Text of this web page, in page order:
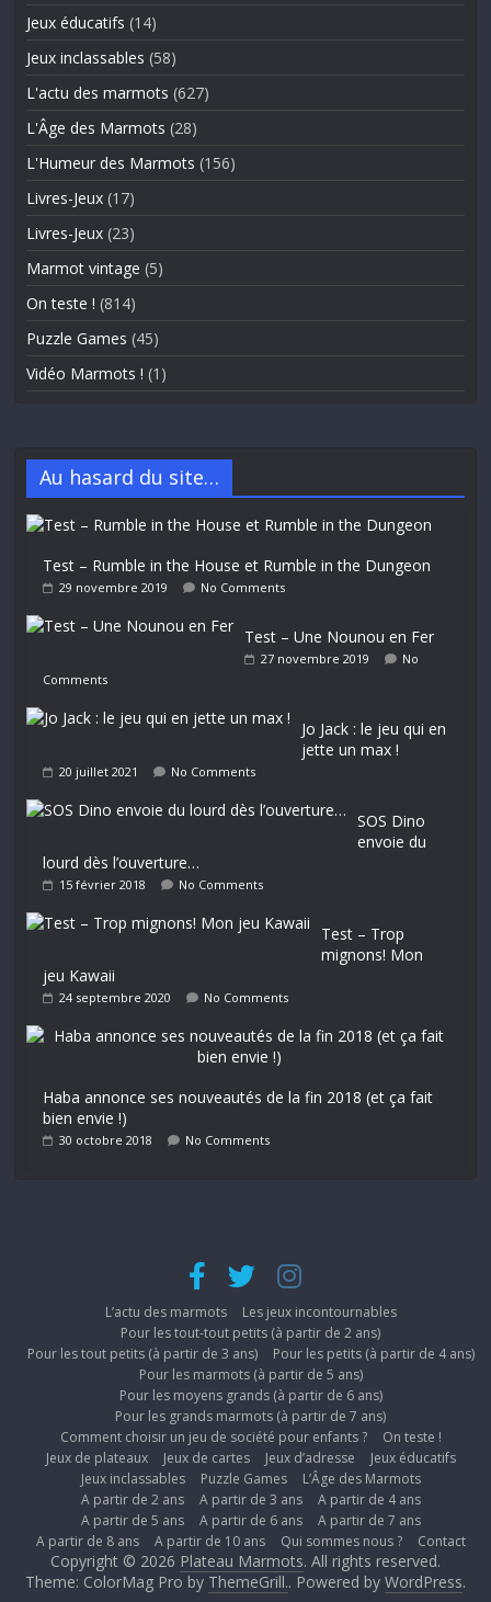
Jeux éducatifs (14)
Jeux inclassables (58)
L'actu des marmots (627)
L'Âge des Marmots (28)
L'Humeur des Marmots (156)
Livres-Jeux (17)
Livres-Jeux (23)
Marmot vintage (5)
On teste ! (814)
Puzzle Games (45)
Vidéo Marmots ! (1)
Au hasard du site…
Test – Rumble in the House et Rumble in the Dungeon
29 novembre 2019 No Comments
Test – Une Nounou en Fer
27 novembre 2019
No
Comments
Jo Jack : le jeu qui en
jette un max !
20 juillet 2021 No Comments
SOS Dino
envoie du
lourd dès l’ouverture…
15 février 2018 No Comments
Test – Trop
mignons! Mon
jeu Kawaii
24 septembre 2020 No Comments
Haba annonce ses nouveautés de la fin 2018 (et ça fait
bien envie !)
30 octobre 2018 No Comments
L’actu des marmots
Les jeux incontournables
Pour les tout-tout petits (à partir de 2 ans)
Pour les tout petits (à partir de 3 ans)
Pour les petits (à partir de 4 ans)
Pour les marmots (à partir de 5 ans)
Pour les moyens grands (à partir de 6 ans)
Pour les grands marmots (à partir de 7 ans)
Comment choisir un jeu de société pour enfants ?
On teste !
Jeux de plateaux
Jeux de cartes Jeux d’adresse
Jeux éducatifs
Jeux inclassables
Puzzle Games
L’Âge des Marmots
A partir de 2 ans
A partir de 3 ans
A partir de 4 ans
A partir de 5 ans
A partir de 6 ans
A partir de 7 ans
A partir de 8 ans
A partir de 10 ans Qui sommes nous ? Contact
Copyright © 2026 Plateau Marmots. All rights reserved.
Theme: ColorMag Pro by ThemeGrill.. Powered by WordPress.